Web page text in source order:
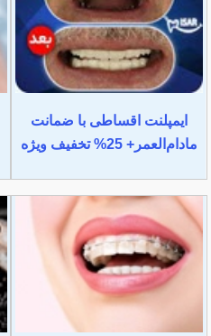
ایمپلنت اقساطی با ضمانت
مادام‌العمر+ 25% تخفیف ویژه